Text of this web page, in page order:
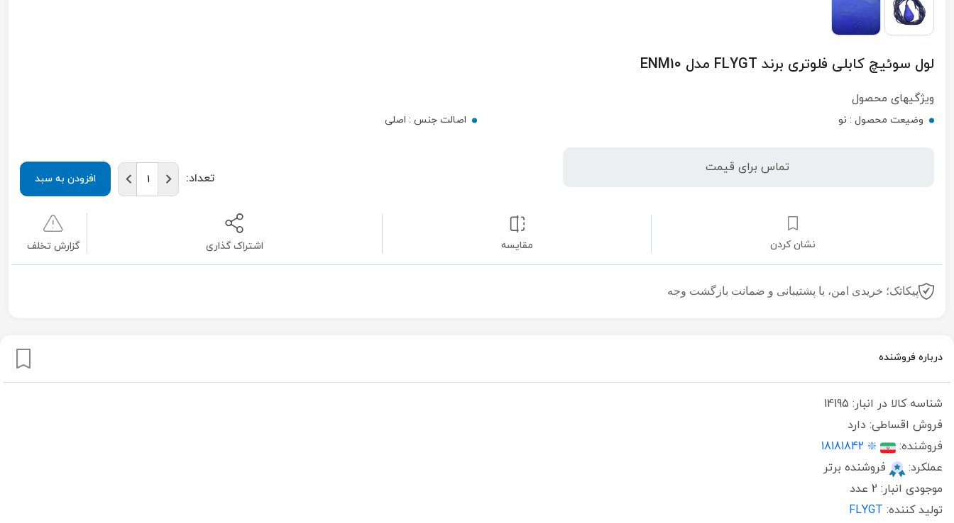
لول سوئیچ کابلی فلوتری برند FLYGT مدل ENM10
ویژگیهای محصول
وضیعت محصول : نو اصالت جنس : اصلی
تماس برای قیمت
تعداد: افزودن به سبد
نشان کردن مقایسه اشتراک گذاری گزارش تخلف
پیکاتک؛ خریدی امن، با پشتیبانی و ضمانت بازگشت وجه
درباره فروشنده
شناسه کالا در انبار: 14195
فروش اقساطی: دارد
فروشنده:
❇️ 18181842
عملکرد:
فروشنده برتر
موجودی انبار: 2 عدد
تولید کننده: FLYGT